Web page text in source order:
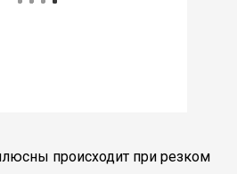
происходит при резком